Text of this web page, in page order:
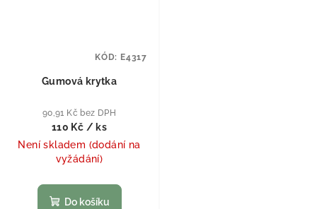
Gumová krytka
90,91 Kč bez DPH
110 Kč / ks
Není skladem (dodání na
vyžádání)
Do košíku
KÓD: E4317